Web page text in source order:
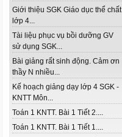
Giới thiệu SGK Giáo dục thể chất
lớp 4...
Tài liệu phục vụ bồi dưỡng GV
sử dụng SGK...
Bài giảng rất sinh động. Cảm ơn
thầy N nhiều...
Kế hoạch giảng dạy lớp 4 SGK -
KNTT Môn...
Toán 1 KNTT. Bài 1 Tiết 2....
Toán 1 KNTT. Bài 1 Tiết 1....